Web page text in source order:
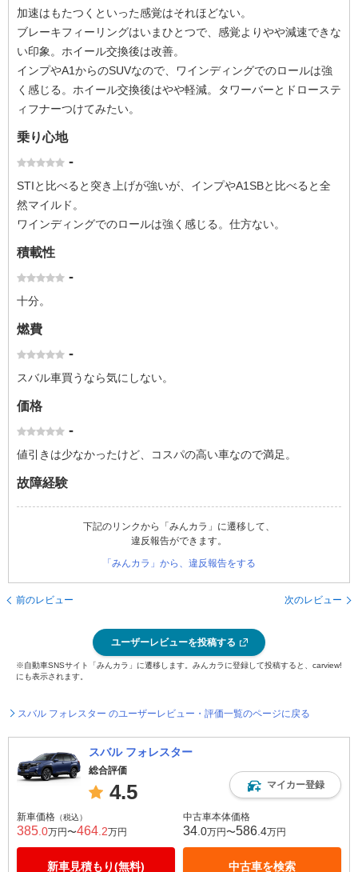
加速はもたつくといった感覚はそれほどない。
ブレーキフィーリングはいまひとつで、感覚よりやや減速できな
い印象。ホイール交換後は改善。
インプやA1からのSUVなので、ワインディングでのロールは強
く感じる。ホイール交換後はやや軽減。タワーバーとドローステ
ィフナーつけてみたい。
乗り心地
-
STIと比べると突き上げが強いが、インプやA1SBと比べると全
然マイルド。
ワインディングでのロールは強く感じる。仕方ない。
積載性
-
十分。
燃費
-
スバル車買うなら気にしない。
価格
-
値引きは少なかったけど、コスパの高い車なので満足。
故障経験
下記のリンクから「みんカラ」に遷移して、
違反報告ができます。
「みんカラ」から、違反報告をする
前のレビュー 次のレビュー
ユーザーレビューを投稿する
※自動車SNSサイト「みんカラ」に遷移します。みんカラに登録して投稿すると、carview!
にも表示されます。
スバル フォレスター のユーザーレビュー・評価一覧のページに戻る
スバル フォレスター
総合評価
4.5 マイカー登録
新車価格 （税込）
385 .0万円〜464 .2万円
新車見積もり(無料)
中古車本体価格
34 .0万円〜586 .4万円
中古車を検索